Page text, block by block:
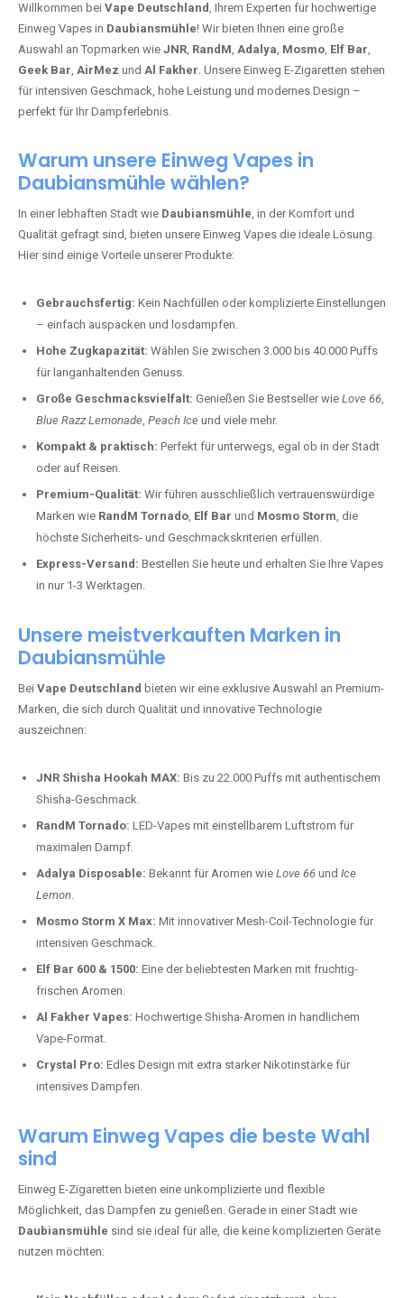
Willkommen bei Vape Deutschland, Ihrem Experten für hochwertige
Einweg Vapes in Daubiansmühle! Wir bieten Ihnen eine große
Auswahl an Topmarken wie JNR, RandM, Adalya, Mosmo, Elf Bar,
Geek Bar, AirMez und Al Fakher. Unsere Einweg E-Zigaretten stehen
für intensiven Geschmack, hohe Leistung und modernes Design –
perfekt für Ihr Dampferlebnis.
Warum unsere Einweg Vapes in
Daubiansmühle wählen?
In einer lebhaften Stadt wie Daubiansmühle, in der Komfort und
Qualität gefragt sind, bieten unsere Einweg Vapes die ideale Lösung.
Hier sind einige Vorteile unserer Produkte:
Gebrauchsfertig: Kein Nachfüllen oder komplizierte Einstellungen
– einfach auspacken und losdampfen.
Hohe Zugkapazität: Wählen Sie zwischen 3.000 bis 40.000 Puffs
für langanhaltenden Genuss.
Große Geschmacksvielfalt: Genießen Sie Bestseller wie Love 66,
Blue Razz Lemonade, Peach Ice und viele mehr.
Kompakt & praktisch: Perfekt für unterwegs, egal ob in der Stadt
oder auf Reisen.
Premium-Qualität: Wir führen ausschließlich vertrauenswürdige
Marken wie RandM Tornado, Elf Bar und Mosmo Storm, die
höchste Sicherheits- und Geschmackskriterien erfüllen.
Express-Versand: Bestellen Sie heute und erhalten Sie Ihre Vapes
in nur 1-3 Werktagen.
Unsere meistverkauften Marken in
Daubiansmühle
Bei Vape Deutschland bieten wir eine exklusive Auswahl an Premium-
Marken, die sich durch Qualität und innovative Technologie
auszeichnen:
JNR Shisha Hookah MAX: Bis zu 22.000 Puffs mit authentischem
Shisha-Geschmack.
RandM Tornado: LED-Vapes mit einstellbarem Luftstrom für
maximalen Dampf.
Adalya Disposable: Bekannt für Aromen wie Love 66 und Ice
Lemon.
Mosmo Storm X Max: Mit innovativer Mesh-Coil-Technologie für
intensiven Geschmack.
Elf Bar 600 & 1500: Eine der beliebtesten Marken mit fruchtig-
frischen Aromen.
Al Fakher Vapes: Hochwertige Shisha-Aromen in handlichem
Vape-Format.
Crystal Pro: Edles Design mit extra starker Nikotinstärke für
intensives Dampfen.
Warum Einweg Vapes die beste Wahl
sind
Einweg E-Zigaretten bieten eine unkomplizierte und flexible
Möglichkeit, das Dampfen zu genießen. Gerade in einer Stadt wie
Daubiansmühle sind sie ideal für alle, die keine komplizierten Geräte
nutzen möchten: